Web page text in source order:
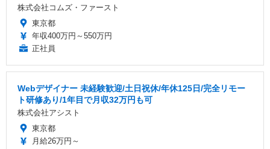
株式会社コムズ・ファースト
東京都
年収400万円～550万円
正社員
Webデザイナー 未経験歓迎/土日祝休/年休125日/完全リモー
ト研修あり/1年目で月収32万円も可
株式会社アシスト
東京都
月給26万円～